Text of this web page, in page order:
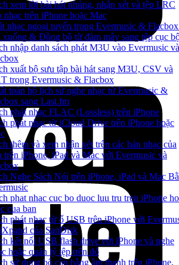
xem lời bài hát nhúng, nhận xét và tệp LRC
nhạc trên iPhone hoặc Mac
nhạc ngoại tuyến trong Evermusic &
xuống & Đồng bộ từ đám mây sang tệp cục
nhập danh sách phát M3U vào Evermusic và
xuất bộ sưu tập bài hát sang M3U, CSV và
trong Evermusic & Flacbox
toàn bộ lịch sử nghe nhạc từ Evermusic &
sang Last.fm
phát nhạc FLAC (Lossless) trên iPhone
phát nhạc từ iCloud Drive trên iPhone hoặc
thêm và xem nhận xét trên các bản nhạc của
trên iPhone, iPad và Mac với Evermusic và
Nghe Sách Nói trên iPhone, iPad và Mac
phat nhac cuc bo duoc luu tru tren iPhone
cua ban
phát nhạc từ ổ USB trên iPhone với
của SanDisk
kết nối USB flash drive với iPhone và nghe
hoặc quản lý tệp trên đó
sử dụng bộ cân bằng âm thanh trên iPhone,